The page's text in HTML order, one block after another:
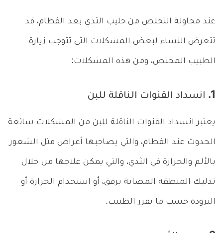
عند محاولة التخلص من حليب الثدي بعد الفطام، قد
تتعرض النساء لبعض المشكلات التي تتوجب زيارة
الطبيب المختص، ومن هذه المشكلات:
1. انسداد القنوات الناقلة للبن
يعتبر انسداد القنوات الناقلة للبن من المشكلات شائعة
الحدوث عند الفطام، والتي يصاحبها أعراض مثل الشعور
بالألم والحرارة في الثدي، والتي يمكن علاجها من خلال
تدليك المنطقة المصابة برفق، أو استخدام الحرارة أو
البرودة حسب ما يقرر الطبيب.